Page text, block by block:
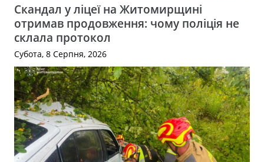
Скандал у ліцеї на Житомирщині
отримав продовження: чому поліція не
склала протокол
Субота, 8 Серпня, 2026